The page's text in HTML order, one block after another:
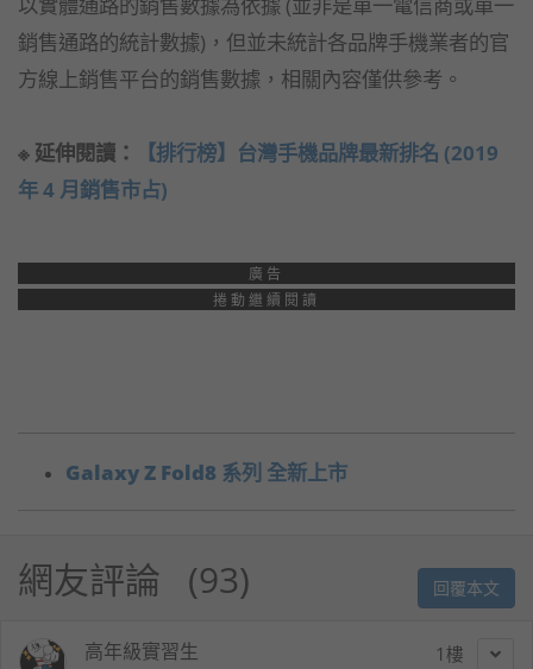
銷售通路的統計數據)，但並未統計各品牌手機業者的官
方線上銷售平台的銷售數據，相關內容僅供參考。
※ 延伸閱讀：
【排行榜】台灣手機品牌最新排名 (2019
年 4 月銷售市占)
廣告
捲動繼續閱讀
Galaxy Z Fold8 系列 全新上市
網友評論 93 回覆本文
1
高年級實習生